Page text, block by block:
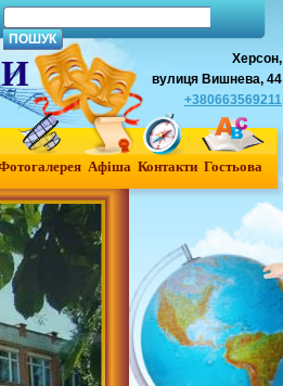
Херсон,
вулиця Вишнева, 44
+380663569211
Афiша Контакти Гостьова